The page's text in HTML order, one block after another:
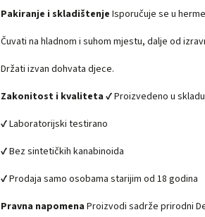
Pakiranje i skladištenje Isporučuje se u
Čuvati na hladnom i suhom mjestu, dalje od
Držati izvan dohvata djece.
Zakonitost i kvaliteta ✔ Proizvedeno u
✔ Laboratorijski testirano
✔ Bez sintetičkih kanabinoida
✔ Prodaja samo osobama starijim od 18 godina
Pravna napomena Proizvodi sadrže prirodni